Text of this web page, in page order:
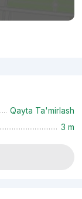
Qayta Ta'mirlash
3 m